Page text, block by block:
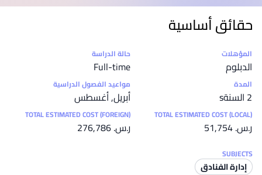
حقائق أساسية
إحصائيات
المؤهلات
الدبلوم
حالة الدراسة
Full-time
المدة
2 السنةs
مواعيد الفصول الدراسية
أبريل, أغسطس
TOTAL ESTIMATED COST (LOCAL)
ر.س.‏ 51,754
TOTAL ESTIMATED COST (FOREIGN)
ر.س.‏ 276,786
SUBJECTS
إدارة الفنادق